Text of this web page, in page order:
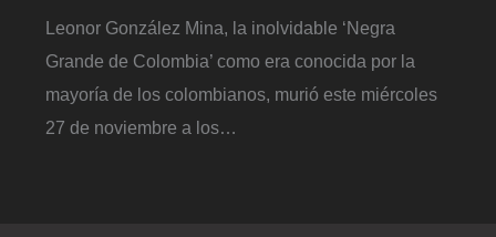
Leonor González Mina, la inolvidable ‘Negra
Grande de Colombia’ como era conocida por la
mayoría de los colombianos, murió este miércoles
27 de noviembre a los…